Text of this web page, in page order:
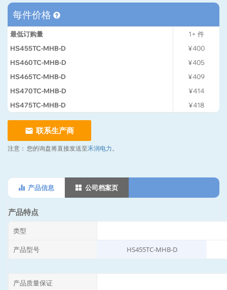
每件价格
最低订购量 1+ 件
HS455TC-MHB-D
¥400
HS460TC-MHB-D
¥405
HS465TC-MHB-D
¥409
HS470TC-MHB-D
¥414
HS475TC-MHB-D
¥418
联系生产商
注意： 您的询盘将直接发送至禾润电力。
产品信息 公司档案页
产品特点
类型
产品型号 HS455TC-MHB-D
产品质量保证